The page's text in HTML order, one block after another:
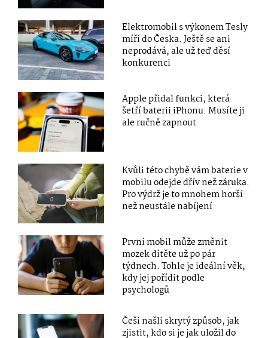
Elektromobil s výkonem Tesly
míří do Česka. Ještě se ani
neprodává, ale už teď děsí
konkurenci
Apple přidal funkci, která
šetří baterii iPhonu. Musíte ji
ale ručně zapnout
Kvůli této chybě vám baterie v
mobilu odejde dřív než záruka.
Pro výdrž je to mnohem horší
než neustále nabíjení
První mobil může změnit
mozek dítěte už po pár
týdnech. Tohle je ideální věk,
kdy jej pořídit podle
psychologů
Češi našli skrytý způsob, jak
zjistit, kdo si je jak uložil do